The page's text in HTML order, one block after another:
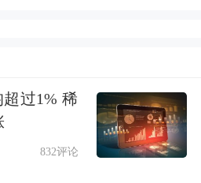
消。中东地区地缘政
，造成VLCC运价跳
过1% 稀
832评论